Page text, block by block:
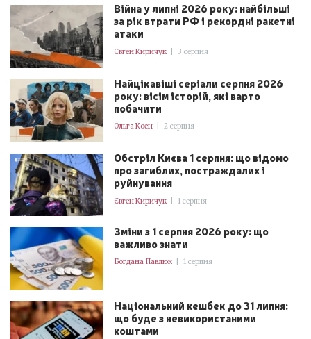
Війна у липні 2026 року: найбільші
за рік втрати РФ і рекордні ракетні
атаки
Євген Киричук 3 серпня
Найцікавіші серіали серпня 2026
року: вісім історій, які варто
побачити
Ольга Коен 2 серпня
Обстріл Києва 1 серпня: що відомо
про загиблих, постраждалих і
руйнування
Євген Киричук 1 серпня
Зміни з 1 серпня 2026 року: що
важливо знати
Богдана Павлюк 1 серпня
Національний кешбек до 31 липня:
що буде з невикористаними
коштами